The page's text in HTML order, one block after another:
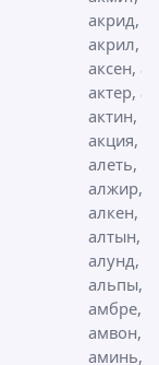
акрид,
акрил,
аксен,
актер,
актин,
акция,
алеть,
алжир,
алкен,
алтын,
алунд,
альпы,
амбре,
амвон,
аминь,